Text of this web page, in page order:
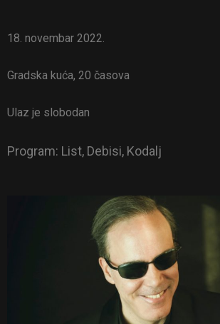
18. novembar 2022.
Gradska kuća, 20 časova
Ulaz je slobodan
Program: List, Debisi, Kodalj